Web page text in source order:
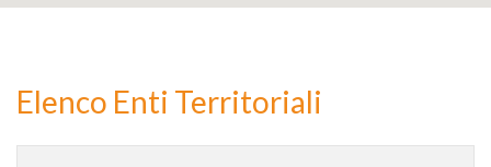
Elenco Enti Territoriali